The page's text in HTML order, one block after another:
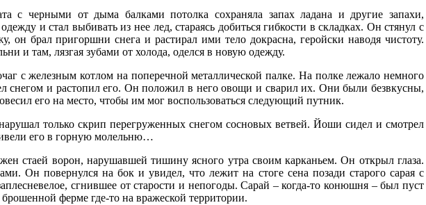
с черными от дыма балками потолка сохраняла запах ладана и другие запахи,
и стал выбивать из нее лед, стараясь добиться гибкости в складках. Он стянул с
он брал пригоршни снега и растирал ими тело докрасна, геройски наводя чистоту.
и там, лязгая зубами от холода, оделся в новую одежду.
с железным котлом на поперечной металлической палке. На полке лежало немного
снегом и растопил его. Он положил в него овощи и сварил их. Они были безвкусны,
его на место, чтобы им мог воспользоваться следующий путник.
только скрип перегруженных снегом сосновых ветвей. Йоши сидел и смотрел
его в горную молельню…
стаей ворон, нарушавшей тишину ясного утра своим карканьем. Он открыл глаза.
Он повернулся на бок и увидел, что лежит на стоге сена позади старого сарая с
сгнившее от старости и непогоды. Сарай – когда-то конюшня – был пуст
ферме где-то на вражеской территории.